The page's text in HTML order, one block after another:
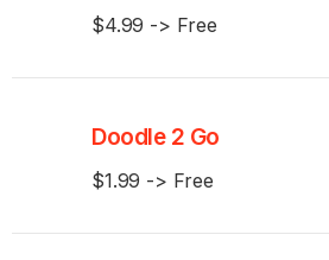
$4.99 -> Free
Doodle 2 Go
$1.99 -> Free